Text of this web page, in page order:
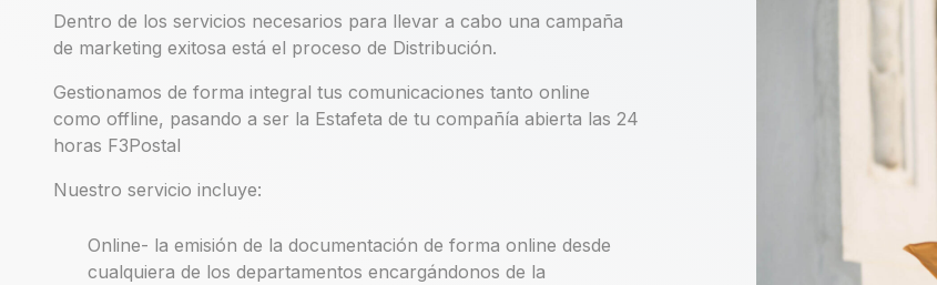
Dentro de los servicios necesarios para llevar a cabo una campaña
de marketing exitosa está el proceso de Distribución.
Gestionamos de forma integral tus comunicaciones tanto online
como offline, pasando a ser la Estafeta de tu compañía abierta las 24
horas F3Postal
Nuestro servicio incluye:
Online- la emisión de la documentación de forma online desde
cualquiera de los departamentos encargándonos de la